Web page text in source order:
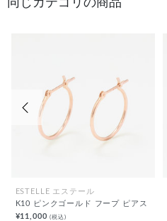
同じカテゴリの商品
ESTELLE エステール
K10 ピンクゴールド フープ ピアス
¥11,000(税込)
前の画像